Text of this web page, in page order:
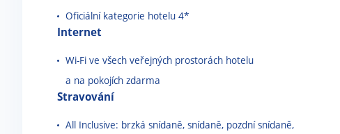
Oficiální kategorie hotelu 4*
Internet
Wi-Fi ve všech veřejných prostorách hotelu
a na pokojích zdarma
Stravování
All Inclusive: brzká snídaně, snídaně, pozdní snídaně,